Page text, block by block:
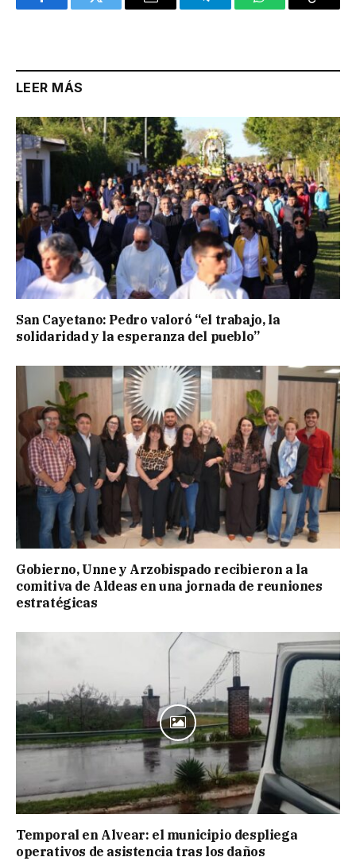
FacebookTwitter Email TelegramWhatsAppCopy
LEER MÁS
San Cayetano: Pedro valoró “el trabajo, la
solidaridad y la esperanza del pueblo”
Gobierno, Unne y Arzobispado recibieron a la
comitiva de Aldeas en una jornada de reuniones
estratégicas
Temporal en Alvear: el municipio despliega
operativos de asistencia tras los daños